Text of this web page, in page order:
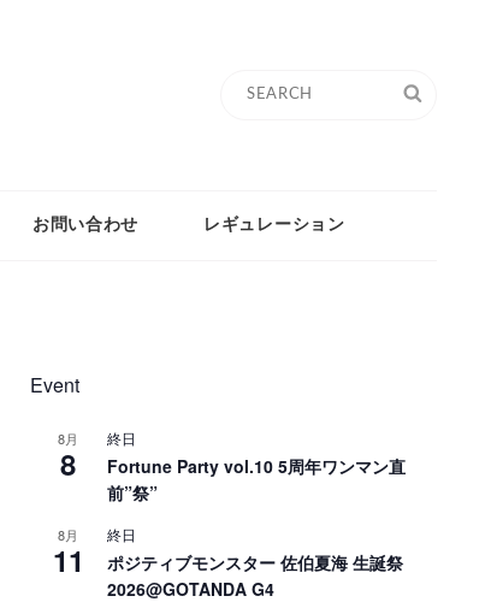
Search
お問い合わせ レギュレーション
Event
8月
8
終日
Fortune Party vol.10 5周年ワンマン直
前”祭”
8月
11
終日
ポジティブモンスター 佐伯夏海 生誕祭
2026@GOTANDA G4